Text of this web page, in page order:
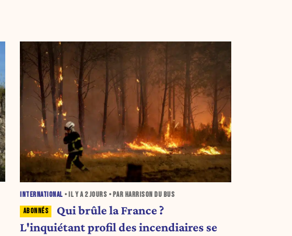
INTERNATIONAL • IL Y A2 JOURS • PAR HARRISON DU BUS
Qui brûle la France ?
L'inquiétant profil des incendiaires se